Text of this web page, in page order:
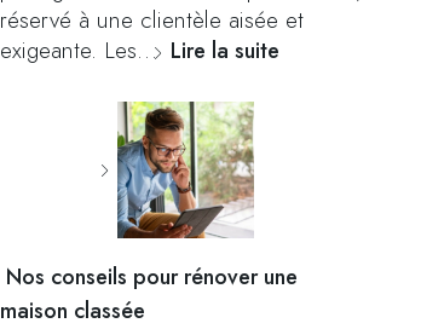
réservé à une clientèle aisée et
exigeante. Les… Lire la suite
Nos conseils pour rénover une
maison classée